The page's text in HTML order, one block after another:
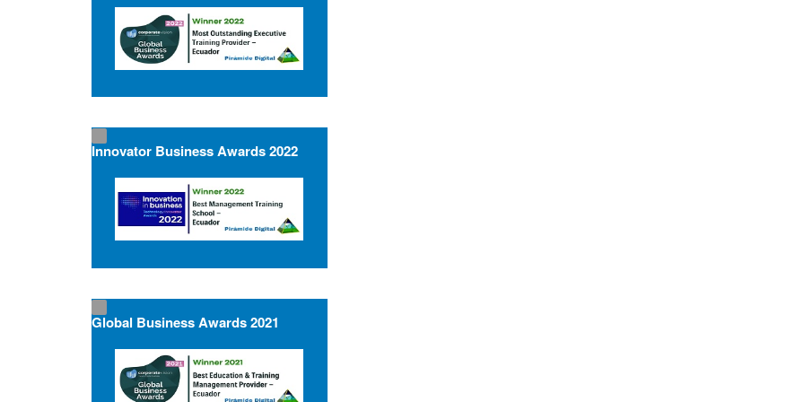
Innovator Business Awards 2022
Global Business Awards 2021